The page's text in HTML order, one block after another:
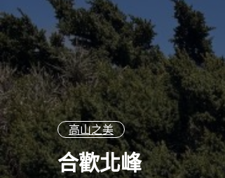
高山之美
合歡北峰